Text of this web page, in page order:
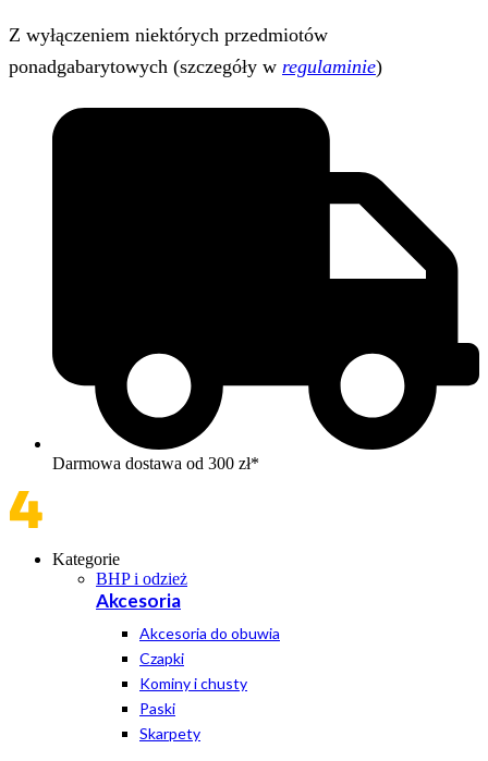
Z wyłączeniem niektórych przedmiotów
ponadgabarytowych (szczegóły w regulaminie)
Darmowa dostawa od 300 zł*
Kategorie
BHP i odzież
Akcesoria
Akcesoria do obuwia
Czapki
Kominy i chusty
Paski
Skarpety